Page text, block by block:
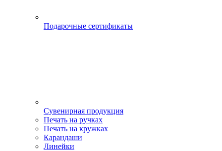
Подарочные сертификаты
Сувенирная продукция
Печать на ручках
Печать на кружках
Карандаши
Линейки